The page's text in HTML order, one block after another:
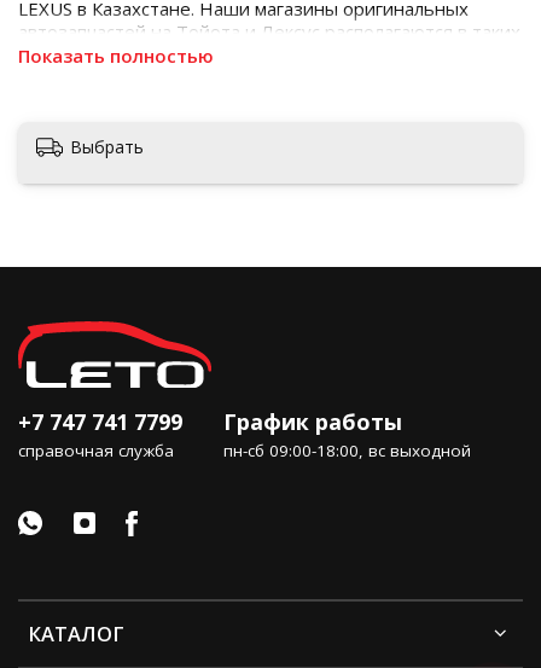
LEXUS в Казахстане. Наши магазины оригинальных
автозапчастей на Тойота и Лексус располагаются в таких
городах как Алматы, Астана, Шымкент, Кызылорда и
Показать полностью
Выбрать
КАТАЛОГ
+7 747 741 7799
справочная служба
График работы
пн-сб 09:00-18:00, вс выходной